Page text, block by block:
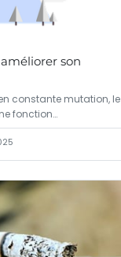
son
constante mutation, le
fonction…